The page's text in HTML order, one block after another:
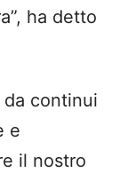
ha detto
da continui
e
il nostro